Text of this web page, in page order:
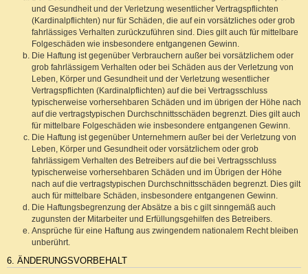
und Gesundheit und der Verletzung wesentlicher Vertragspflichten
(Kardinalpflichten) nur für Schäden, die auf ein vorsätzliches oder grob
fahrlässiges Verhalten zurückzuführen sind. Dies gilt auch für mittelbare
Folgeschäden wie insbesondere entgangenen Gewinn.
Die Haftung ist gegenüber Verbrauchern außer bei vorsätzlichem oder
grob fahrlässigem Verhalten oder bei Schäden aus der Verletzung von
Leben, Körper und Gesundheit und der Verletzung wesentlicher
Vertragspflichten (Kardinalpflichten) auf die bei Vertragsschluss
typischerweise vorhersehbaren Schäden und im übrigen der Höhe nach
auf die vertragstypischen Durchschnittsschäden begrenzt. Dies gilt auch
für mittelbare Folgeschäden wie insbesondere entgangenen Gewinn.
Die Haftung ist gegenüber Unternehmern außer bei der Verletzung von
Leben, Körper und Gesundheit oder vorsätzlichem oder grob
fahrlässigem Verhalten des Betreibers auf die bei Vertragsschluss
typischerweise vorhersehbaren Schäden und im Übrigen der Höhe
nach auf die vertragstypischen Durchschnittsschäden begrenzt. Dies gilt
auch für mittelbare Schäden, insbesondere entgangenen Gewinn.
Die Haftungsbegrenzung der Absätze a bis c gilt sinngemäß auch
zugunsten der Mitarbeiter und Erfüllungsgehilfen des Betreibers.
Ansprüche für eine Haftung aus zwingendem nationalem Recht bleiben
unberührt.
6. ÄNDERUNGSVORBEHALT